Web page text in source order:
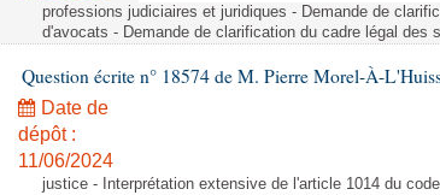
professions judiciaires et juridiques - Demande de
d'avocats - Demande de clarification du cadre légal des
Question écrite n° 18574 de M. Pierre Morel-À-
Date de
dépôt :
11/06/2024
justice - Interprétation extensive de l'article 1014 du